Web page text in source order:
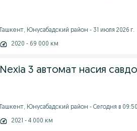
Ташкент, Юнусабадский район - 31 июля 2026 г.
2020 - 69 000 км
Nexia 3 автомат насия
Ташкент, Юнусабадский район - Сегодня в 09:50
2021 - 4 000 км